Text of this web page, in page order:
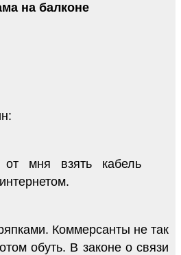
на балконе
мня взять кабель
Коммерсанты не так
обуть. В законе о связи